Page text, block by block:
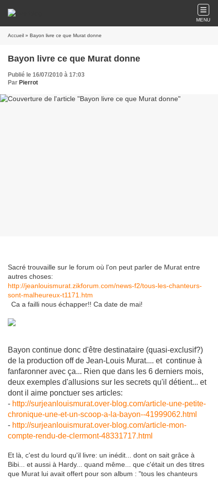
MENU
Accueil » Bayon livre ce que Murat donne
Bayon livre ce que Murat donne
Publié le 16/07/2010 à 17:03
Par Pierrot
Sacré trouvaille sur le forum où l'on peut parler de Murat entre
autres choses:
http://jeanlouismurat.zikforum.com/news-f2/tous-les-chanteurs-
sont-malheureux-t1171.htm
Ca a failli nous échapper!! Ca date de mai!
Bayon continue donc d'être destinataire (quasi-exclusif?)
de la production off de Jean-Louis Murat.... et continue à
fanfaronner avec ça... Rien que dans les 6 derniers mois,
deux exemples d'allusions sur les secrets qu'il détient... et
dont il aime ponctuer ses articles:
- http://surjeanlouismurat.over-blog.com/article-une-petite-
chronique-une-et-un-scoop-a-la-bayon--41999062.html
- http://surjeanlouismurat.over-blog.com/article-mon-
compte-rendu-de-clermont-48331717.html
Et là, c'est du lourd qu'il livre: un inédit... dont on sait grâce à
Bibi... et aussi à Hardy... quand même... que c'était un des titres
que Murat lui avait offert pour son album : "tous les chanteurs